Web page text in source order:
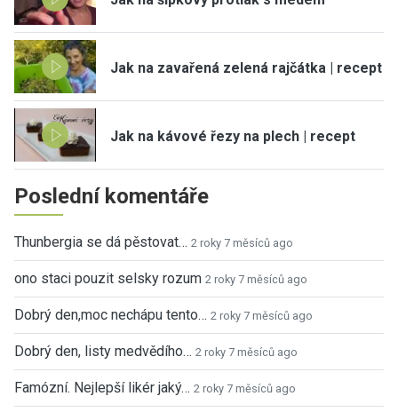
Jak na zavařená zelená rajčátka | recept
Jak na kávové řezy na plech | recept
Poslední komentáře
Thunbergia se dá pěstovat… 2 roky 7 měsíců ago
ono staci pouzit selsky rozum 2 roky 7 měsíců ago
Dobrý den,moc nechápu tento… 2 roky 7 měsíců ago
Dobrý den, listy medvědího… 2 roky 7 měsíců ago
Famózní. Nejlepší likér jaký… 2 roky 7 měsíců ago